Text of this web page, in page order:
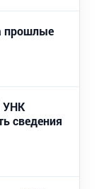
прошлые
УНК
сведения